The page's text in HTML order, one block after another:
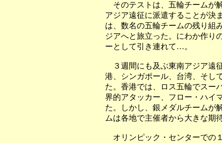
そのテストは、五輪チームが
アジア遠征に派遣することが決
は、数名の五輪チームの残り組
ジアへと旅立った。にわか作り
ーとして引き連れて…。
３週間にも及ぶ東南アジア遠
港、シンガポール、台湾、そし
た。香港では、ロス五輪でスー
界的アタッカー、フロー・ハイ
た。しかし、銀メダルチームが
ムは各地で主催者から大きな期
オリンピック・センターでの